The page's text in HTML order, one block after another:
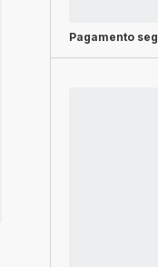
Pagamento